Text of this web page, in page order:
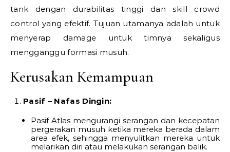
tank dengan durabilitas tinggi dan skill crowd
control yang efektif. Tujuan utamanya adalah untuk
menyerap damage untuk timnya sekaligus
mengganggu formasi musuh.
Kerusakan Kemampuan
Pasif – Nafas Dingin:
Pasif Atlas mengurangi serangan dan kecepatan
pergerakan musuh ketika mereka berada dalam
area efek, sehingga menyulitkan mereka untuk
melarikan diri atau melakukan serangan balik.